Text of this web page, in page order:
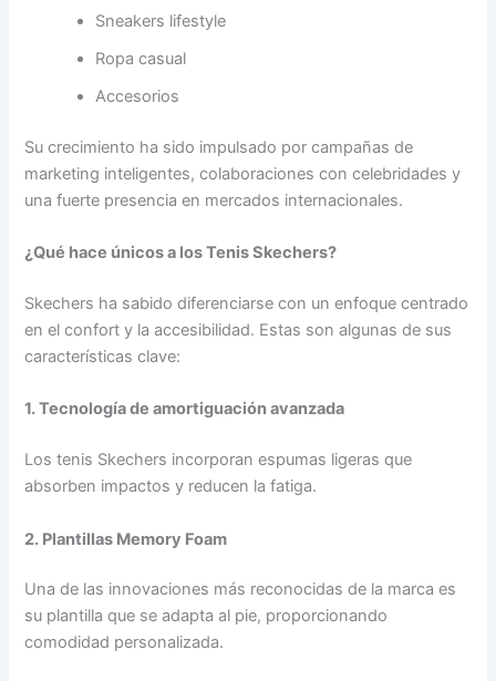
Sneakers lifestyle
Ropa casual
Accesorios
Su crecimiento ha sido impulsado por campañas de
marketing inteligentes, colaboraciones con celebridades y
una fuerte presencia en mercados internacionales.
¿Qué hace únicos a los Tenis Skechers?
Skechers ha sabido diferenciarse con un enfoque centrado
en el confort y la accesibilidad. Estas son algunas de sus
características clave:
1. Tecnología de amortiguación avanzada
Los tenis Skechers incorporan espumas ligeras que
absorben impactos y reducen la fatiga.
2. Plantillas Memory Foam
Una de las innovaciones más reconocidas de la marca es
su plantilla que se adapta al pie, proporcionando
comodidad personalizada.